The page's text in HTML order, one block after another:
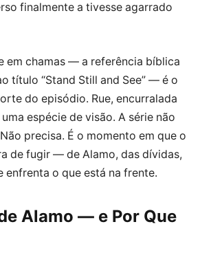
finalmente a tivesse agarrado
em chamas — a referência bíblica
título “Stand Still and See” — é o
do episódio. Rue, encurralada
espécie de visão. A série não
precisa. É o momento em que o
de fugir — de Alamo, das dívidas,
enfrenta o que está na frente.
Alamo — e Por Que